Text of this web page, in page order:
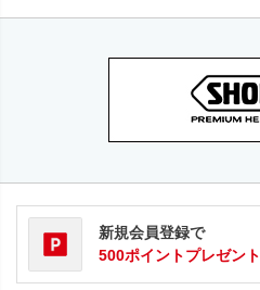
新規会員登録で
500ポイントプレゼント